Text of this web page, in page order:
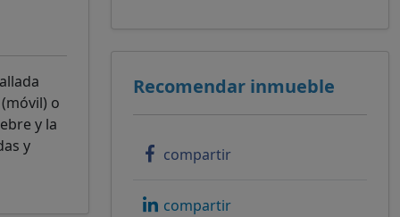
o
y la
y
Recomendar inmueble
compartir
compartir